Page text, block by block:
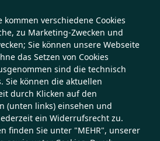
verschiedene Cookies
zu Marketing-Zwecken und
Sie können unsere Webseite
das Setzen von Cookies
sind die technisch
Sie können die aktuellen
durch Klicken auf den
(unten links) einsehen und
ein Widerrufsrecht zu.
finden Sie unter "MEHR", unserer